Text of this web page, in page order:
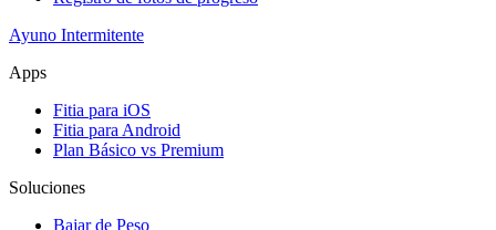
Ayuno Intermitente
Apps
Fitia para iOS
Fitia para Android
Plan Básico vs Premium
Soluciones
Bajar de Peso